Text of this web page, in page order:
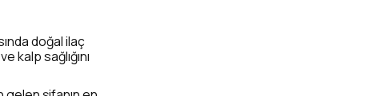
doğal ilaç
sağlığını